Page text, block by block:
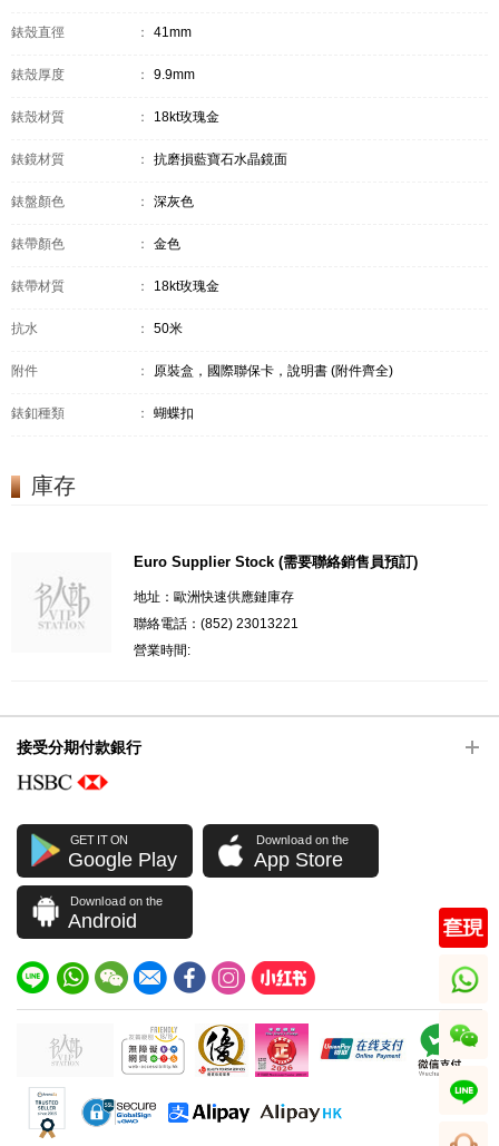
錶殼直徑 ： 41mm
錶殼厚度 ： 9.9mm
錶殼材質 ： 18kt玫瑰金
錶鏡材質 ： 抗磨損藍寶石水晶鏡面
錶盤顏色 ： 深灰色
錶帶顏色 ： 金色
錶帶材質 ： 18kt玫瑰金
抗水 ： 50米
附件 ： 原裝盒，國際聯保卡，說明書 (附件齊全)
錶釦種類 ： 蝴蝶扣
庫存
Euro Supplier Stock (需要聯絡銷售員預訂)
地址：歐洲快速供應鏈庫存
聯絡電話：(852) 23013221
營業時間:
接受分期付款銀行
GET IT ON
Google Play
Download on the
App Store
Download on the
Android
whatsapp